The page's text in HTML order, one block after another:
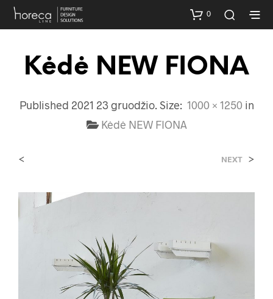
0
Kėdė NEW FIONA
Published 2021 23 gruodžio. Size: 1000 × 1250 in
Kėdė NEW FIONA
< NEXT >